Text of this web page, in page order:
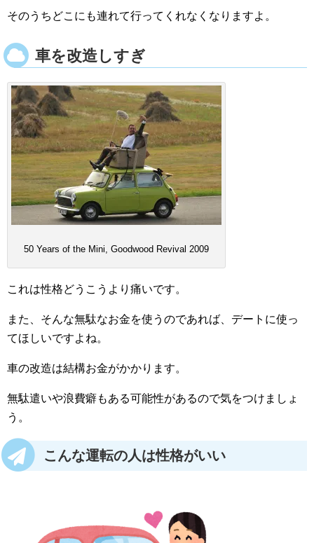
そのうちどこにも連れて行ってくれなくなりますよ。
車を改造しすぎ
50 Years of the Mini, Goodwood Revival 2009
これは性格どうこうより痛いです。
また、そんな無駄なお金を使うのであれば、デートに使っ
てほしいですよね。
車の改造は結構お金がかかります。
無駄遣いや浪費癖もある可能性があるので気をつけましょ
う。
こんな運転の人は性格がいい